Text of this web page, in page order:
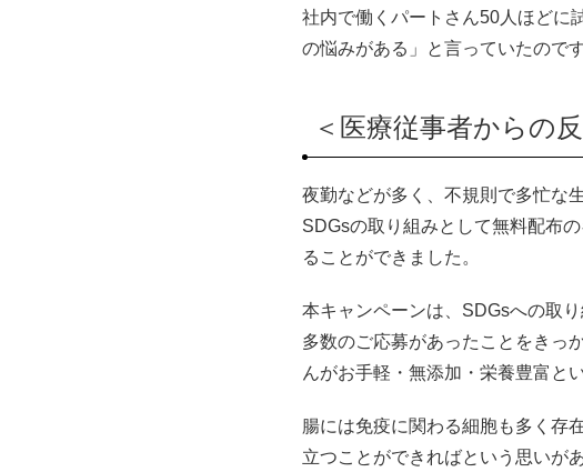
社内で働くパートさん50人ほどに
の悩みがある」と言っていたので
＜医療従事者からの
夜勤などが多く、不規則で多忙な
SDGsの取り組みとして無料配布
ることができました。
本キャンペーンは、SDGsへの取
多数のご応募があったことをきっ
んがお手軽・無添加・栄養豊富と
腸には免疫に関わる細胞も多く存
立つことができればという思いが